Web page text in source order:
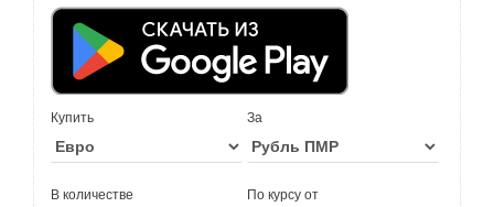
Купить За
В количестве По курсу от